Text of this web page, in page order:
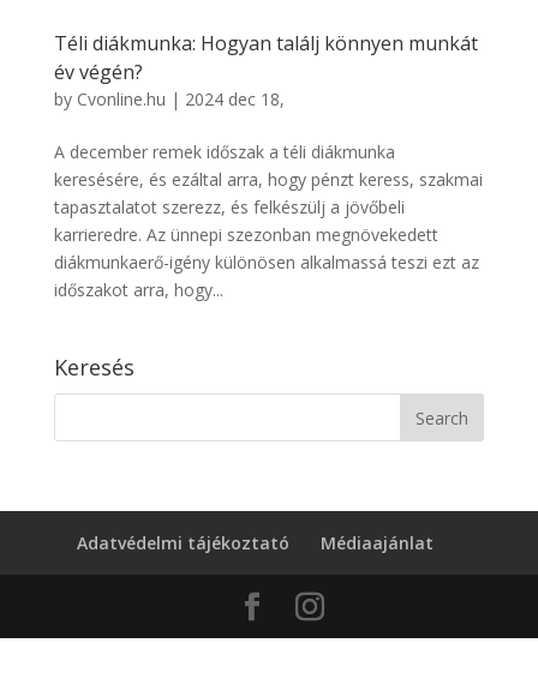
Téli diákmunka: Hogyan találj könnyen munkát
év végén?
by Cvonline.hu | 2024 dec 18,
A december remek időszak a téli diákmunka
keresésére, és ezáltal arra, hogy pénzt keress, szakmai
tapasztalatot szerezz, és felkészülj a jövőbeli
karrieredre. Az ünnepi szezonban megnövekedett
diákmunkaerő-igény különösen alkalmassá teszi ezt az
időszakot arra, hogy...
Keresés
Adatvédelmi tájékoztató Médiaajánlat